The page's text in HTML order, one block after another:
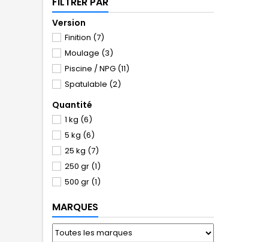
Version
Finition (7)
Moulage (3)
Piscine / NPG (11)
Spatulable (2)
Quantité
1 kg (6)
5 kg (6)
25 kg (7)
250 gr (1)
500 gr (1)
MARQUES